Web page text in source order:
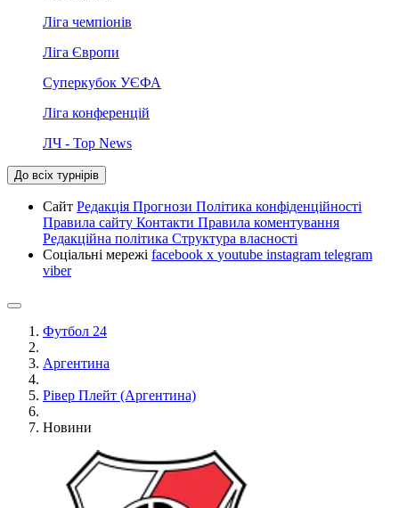
Ліга чемпіонів
Ліга Європи
Суперкубок УЄФА
Ліга конференцій
ЛЧ - Top News
До всіх турнірів
Сайт Редакція Прогнози Політика конфіденційності
Правила сайту Контакти Правила коментування
Редакційна політика Структура власності
Соціальні мережі facebook x youtube instagram telegram
viber
Футбол 24
Аргентина
Рівер Плейт (Аргентина)
Новини